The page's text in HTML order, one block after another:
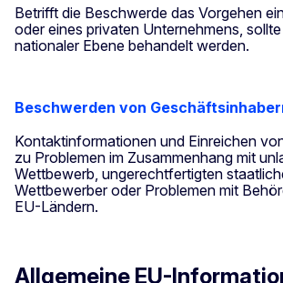
Betrifft die Beschwerde das Vorgehen
oder eines privaten Unternehmens,
nationaler Ebene behandelt werden.
Beschwerden von
Kontaktinformationen und Einreichen
zu Problemen im Zusammenhang mit
Wettbewerb, ungerechtfertigten
Wettbewerber oder Problemen mit
EU-Ländern.
Allgemeine EU-